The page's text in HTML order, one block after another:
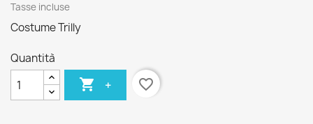
Tasse incluse
Costume Trilly
Quantità
 + favorite_border